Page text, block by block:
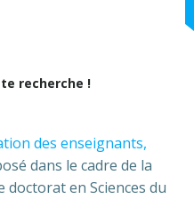
recherche !
des enseignants,
dans le cadre de la
doctorat en Sciences du